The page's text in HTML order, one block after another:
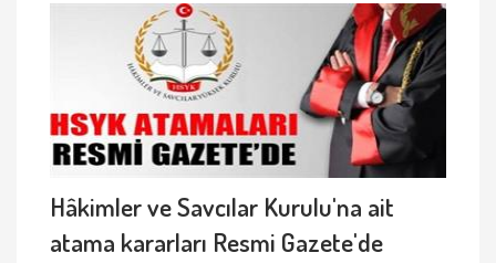
Hâkimler ve Savcılar Kurulu'na ait
atama kararları Resmi Gazete'de